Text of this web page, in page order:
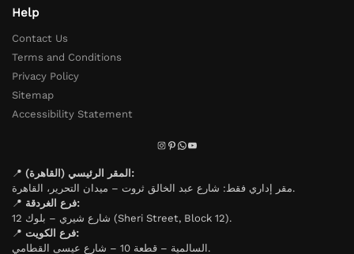
Help
Contact Us
Terms and Conditions
Privacy Policy
Sitemap
Accessibility Statement
📍
المقر الرئيسي (القاهرة):
مقر إداري فقط: شارع عبد الخالق ثروت – ميدان التحرير، القاهرة.
📍
فرع الغردقة:
شارع شيري – بلوك 12 (Sheri Street, Block 12).
📍
فرع الكويت:
السالمية – قطعة 10 – شارع عيسى القطامي.